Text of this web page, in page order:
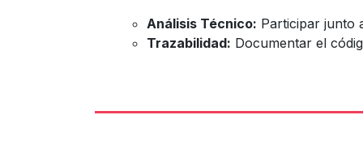
Análisis Técnico: Participar junto
Trazabilidad: Documentar el